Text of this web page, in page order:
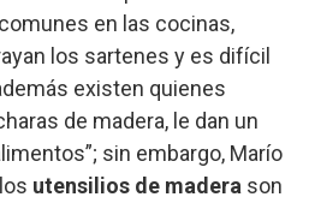
en las cocinas,
los sartenes y es difícil
existen quienes
de madera, le dan un
sin embargo, Marío
utensilios de madera son